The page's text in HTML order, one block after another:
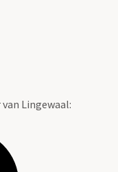
Lingewaal: